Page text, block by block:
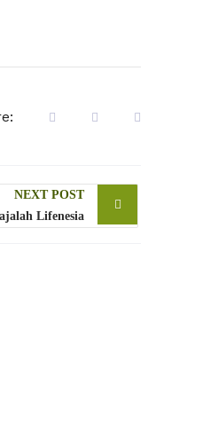
NEXT POST
Lifenesia